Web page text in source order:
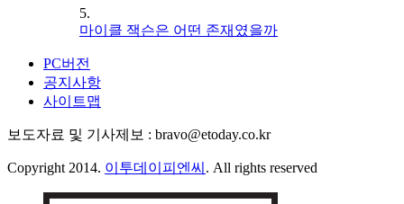
5.
마이클 잭슨은 어떤 존재였을까
PC버전
공지사항
사이트맵
보도자료 및 기사제보 : bravo@etoday.co.kr
Copyright 2014. 이투데이피엔씨 . All rights reserved